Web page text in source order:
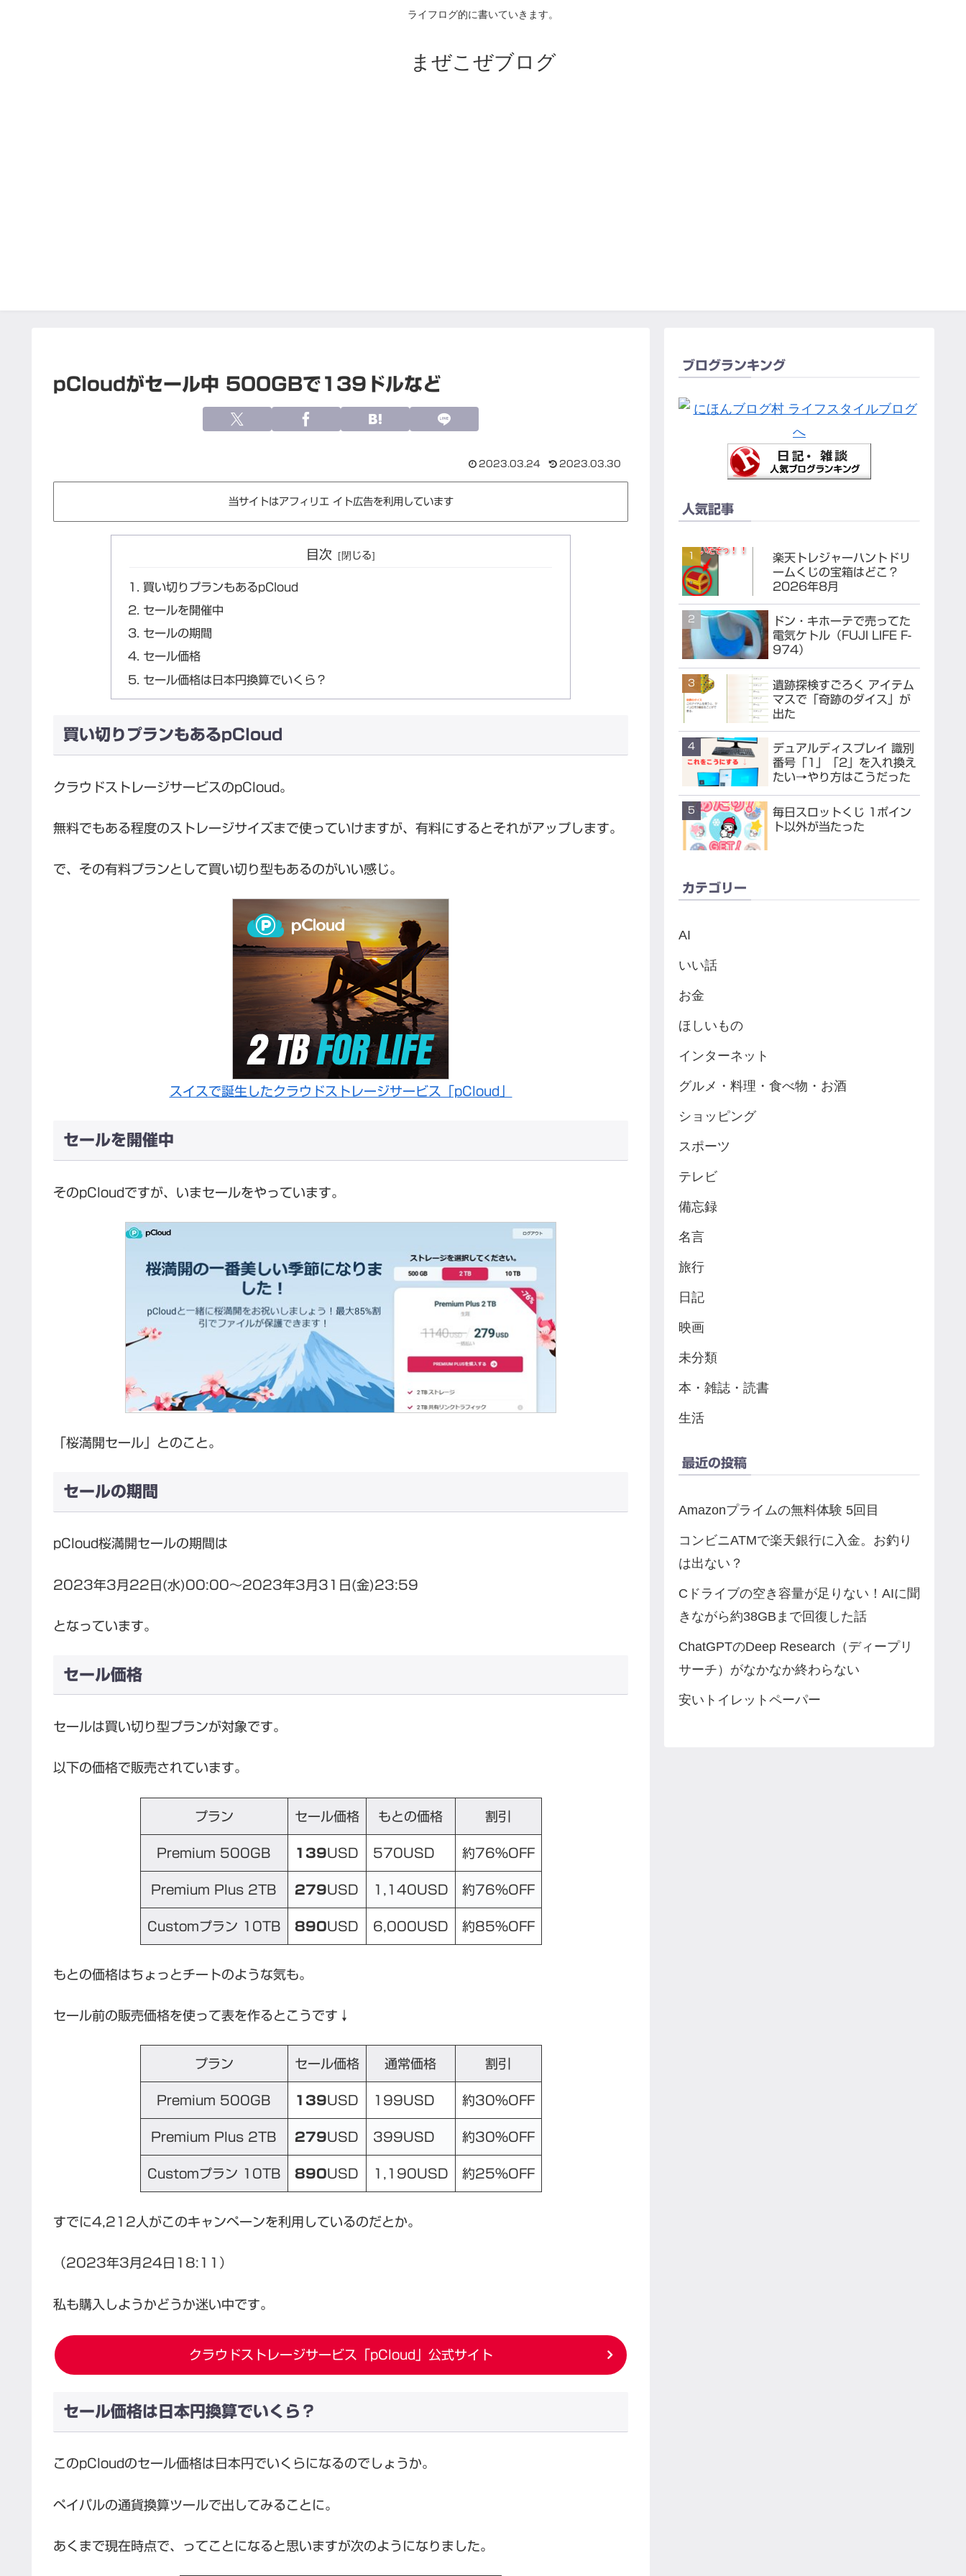
ライフログ的に書いていきます。
まぜこぜブログ
pCloudがセール中 500GBで139ドルなど
2023.03.24 2023.03.30
当サイトはアフィリエ イト広告を利用しています
目次
買い切りプランもあるpCloud
セールを開催中
セールの期間
セール価格
セール価格は日本円換算でいくら？
買い切りプランもあるpCloud
クラウドストレージサービスのpCloud。
無料でもある程度のストレージサイズまで使っていけますが、有料にするとそれがアップします。
で、その有料プランとして買い切り型もあるのがいい感じ。
スイスで誕生したクラウドストレージサービス「pCloud」
セールを開催中
そのpCloudですが、いまセールをやっています。
「桜満開セール」とのこと。
セールの期間
pCloud桜満開セールの期間は
2023年3月22日(水)00:00〜2023年3月31日(金)23:59
となっています。
セール価格
セールは買い切り型プランが対象です。
以下の価格で販売されています。
プラン セール価格 もとの価格 割引
Premium 500GB 139USD 570USD 約76%OFF
Premium Plus 2TB 279USD 1,140USD 約76%OFF
Customプラン 10TB 890USD 6,000USD 約85%OFF
もとの価格はちょっとチートのような気も。
セール前の販売価格を使って表を作るとこうです↓
プラン セール価格 通常価格 割引
Premium 500GB 139USD 199USD 約30%OFF
Premium Plus 2TB 279USD 399USD 約30%OFF
Customプラン 10TB 890USD 1,190USD 約25%OFF
すでに4,212人がこのキャンペーンを利用しているのだとか。
（2023年3月24日18:11）
私も購入しようかどうか迷い中です。
クラウドストレージサービス「pCloud」公式サイト
セール価格は日本円換算でいくら？
このpCloudのセール価格は日本円でいくらになるのでしょうか。
ペイパルの通貨換算ツールで出してみることに。
あくまで現在時点で、ってことになると思いますが次のようになりました。
ブログランキング
人気記事
楽天トレジャーハントドリ
ームくじの宝箱はどこ？
2026年8月
ドン・キホーテで売ってた
電気ケトル（FUJI LIFE F-
974）
遺跡探検すごろく アイテム
マスで「奇跡のダイス」が
出た
デュアルディスプレイ 識別
番号「1」「2」を入れ換え
たい→やり方はこうだった
毎日スロットくじ 1ポイン
ト以外が当たった
カテゴリー
AI
いい話
お金
ほしいもの
インターネット
グルメ・料理・食べ物・お酒
ショッピング
スポーツ
テレビ
備忘録
名言
旅行
日記
映画
未分類
本・雑誌・読書
生活
最近の投稿
Amazonプライムの無料体験 5回目
コンビニATMで楽天銀行に入金。お釣り
は出ない？
Cドライブの空き容量が足りない！AIに聞
きながら約38GBまで回復した話
ChatGPTのDeep Research（ディープリ
サーチ）がなかなか終わらない
安いトイレットペーパー